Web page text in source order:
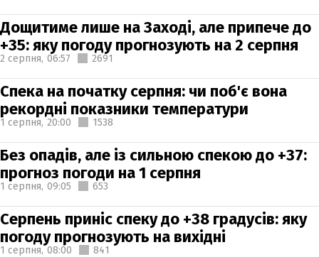
Дощитиме лише на Заході, але припече до
+35: яку погоду прогнозують на 2 серпня
2 серпня, 06:57 2691
Спека на початку серпня: чи поб'є вона
рекордні показники температури
1 серпня, 20:00 1538
Без опадів, але із сильною спекою до +37:
прогноз погоди на 1 серпня
1 серпня, 09:05 653
Серпень приніс спеку до +38 градусів: яку
погоду прогнозують на вихідні
1 серпня, 08:00 841